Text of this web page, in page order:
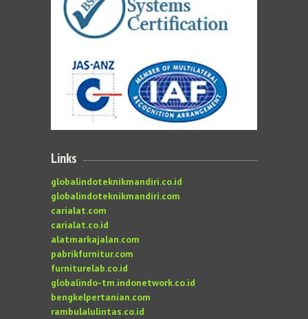
Links
globalindoteknikmandiri.co.id
globalindoteknikmandiri.com
carialat.com
carialat.co.id
alatmarkajalan.com
pabrikfurnitur.com
furniturelab.co.id
globalindo-tm.indonetwork.co.id
bengkelpertanian.com
rambulalulintas.co.id